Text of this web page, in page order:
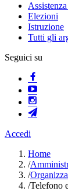
Elezioni
Istruzione
Tutti gli
Seguici su
Accedi
Home
/
/
/Telefono